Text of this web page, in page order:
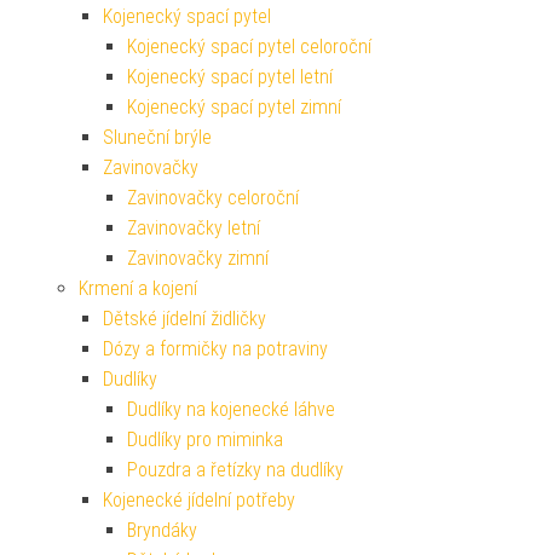
Kojenecký spací pytel
Kojenecký spací pytel celoroční
Kojenecký spací pytel letní
Kojenecký spací pytel zimní
Sluneční brýle
Zavinovačky
Zavinovačky celoroční
Zavinovačky letní
Zavinovačky zimní
Krmení a kojení
Dětské jídelní židličky
Dózy a formičky na potraviny
Dudlíky
Dudlíky na kojenecké láhve
Dudlíky pro miminka
Pouzdra a řetízky na dudlíky
Kojenecké jídelní potřeby
Bryndáky